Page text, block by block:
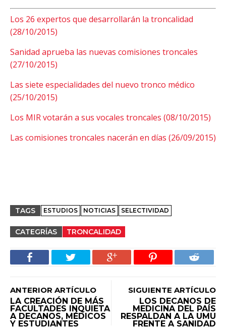
Los 26 expertos que desarrollarán la troncalidad
(28/10/2015)
Sanidad aprueba las nuevas comisiones troncales
(27/10/2015)
Las siete especialidades del nuevo tronco médico
(25/10/2015)
Los MIR votarán a sus vocales troncales (08/10/2015)
Las comisiones troncales nacerán en días (26/09/2015)
TAGS ESTUDIOS NOTICIAS SELECTIVIDAD
CATEGRÍAS TRONCALIDAD
ANTERIOR ARTÍCULO
LA CREACIÓN DE MÁS
FACULTADES INQUIETA
A DECANOS, MÉDICOS
Y ESTUDIANTES
SIGUIENTE ARTÍCULO
LOS DECANOS DE
MEDICINA DEL PAÍS
RESPALDAN A LA UMU
FRENTE A SANIDAD